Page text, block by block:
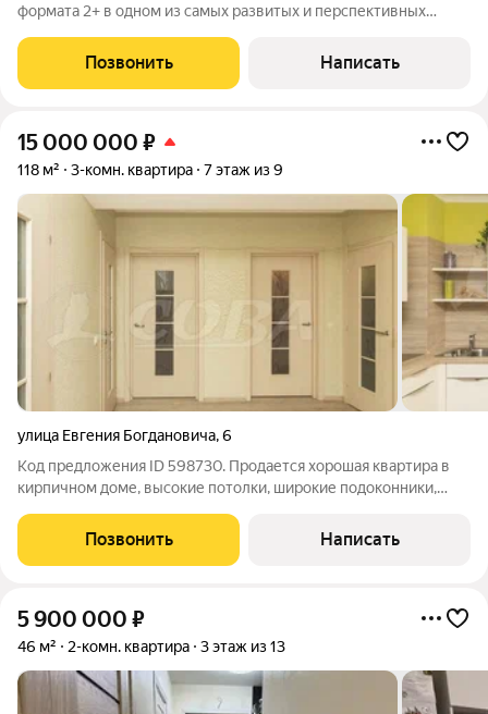
формата 2+ в одном из самых развитых и перспективных
исполнении, на территории просторная стоянка для
автомобилей, закрытый, охраняемый двор,
Позвонить Написать
15 000 000 ₽
118 м² 3-комн. квартира 7 этаж из 9
улица Евгения Богдановича,6
Код предложения ID 598730. Продается хорошая квартира в
кирпичном доме, высокие потолки, широкие подоконники,
хорошие, все семейные. В квартире уютно, комнаты
просторные, в прихожей глубокий
Позвонить Написать
5 900 000 ₽
46 м² 2-комн. квартира 3 этаж из 13